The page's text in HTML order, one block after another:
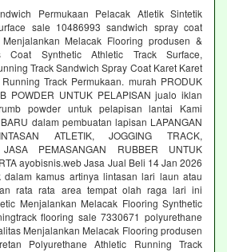
Permukaan Pelacak Atletik Sintetik
sale 10486993 sandwich spray coat
Melacak Flooring produsen &
Coat Synthetic Athletic Track Surface,
Track Sandwich Spray Coat Karet Karet
Track Permukaan. murah PRODUK
POWDER UNTUK PELAPISAN jualo iklan
powder untuk pelapisan lantai Kami
dalam pembuatan lapisan LAPANGAN
ATLETIK, JOGGING TRACK,
JASA PEMASANGAN RUBBER UNTUK
ayobisnis.web Jasa Jual Beli 14 Jan 2026
dalam kamus artinya lintasan lari laun atau
rata rata area tempat olah raga lari ini
Menjalankan Melacak Flooring Synthetic
flooring sale 7330671 polyurethane
Menjalankan Melacak Flooring produsen
Polyurethane Athletic Running Track